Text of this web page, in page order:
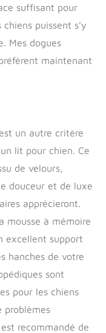
velours qui
doux pour le nez
pattes pour
accru
sur les
à amortir les
améliorer
du
; le facteur de
profilé offre
pour le
le dos, les
et les
à soulager
et
un
réparateur
CLIENT
avec une
suffisant pour
puissent s’y
Mes dogues
maintenant
un autre critère
lit pour chien. Ce
de velours,
douceur et de luxe
apprécieront.
mousse à mémoire
excellent support
hanches de votre
sont
pour les chiens
problèmes
recommandé de